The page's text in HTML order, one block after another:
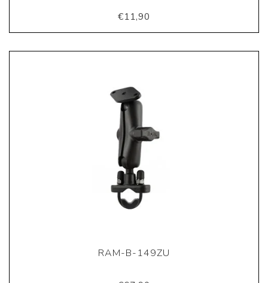
€11,90
RAM-B-149ZU